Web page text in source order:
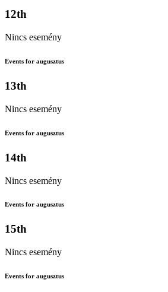
12th
Nincs esemény
Events for augusztus
13th
Nincs esemény
Events for augusztus
14th
Nincs esemény
Events for augusztus
15th
Nincs esemény
Events for augusztus